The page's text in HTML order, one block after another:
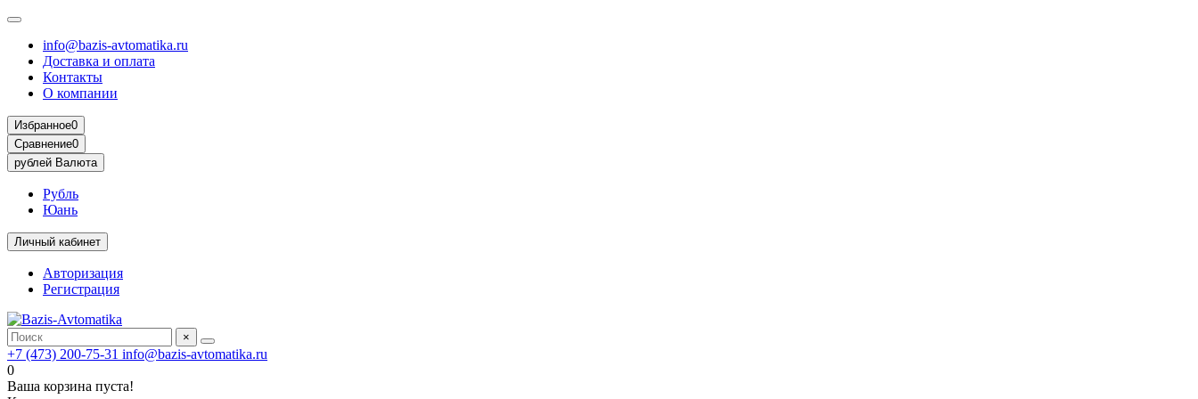
info@bazis-avtomatika.ru
Доставка и оплата
Контакты
О компании
Избранное0
Сравнение0
рублей Валюта
Рубль
Юань
Личный кабинет
Авторизация
Регистрация
×
+7 (473) 200-75-31 info@bazis-avtomatika.ru
0
Ваша корзина пуста!